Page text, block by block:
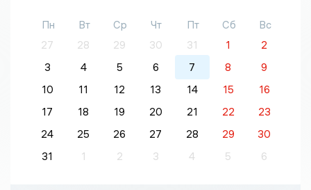
Пн Вт Ср Чт Пт Сб
Вс
27
28 29 30 31 1
2
3
4 5 6 7 8
9
10
11 12 13 14 15
16
17
18 19 20 21 22
23
24
25 26 27 28 29
30
31
1 2 3 4 5 6